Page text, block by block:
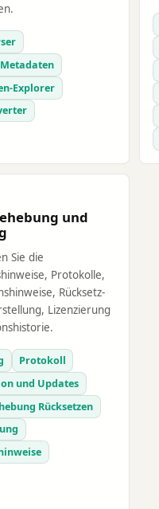
Explorer
und
Sie die
Protokolle,
Rücksetz-
Lizenzierung
Protokoll
und Updates
Rücksetzen